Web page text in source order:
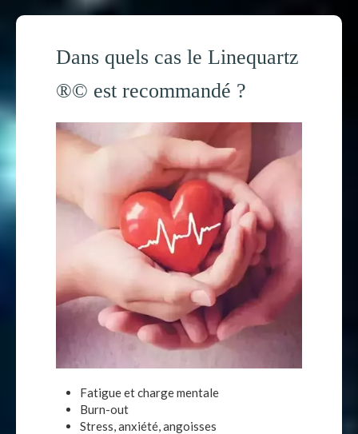
Dans quels cas le Linequartz
®© est recommandé ?
Fatigue et charge mentale
Burn-out
Stress, anxiété, angoisses